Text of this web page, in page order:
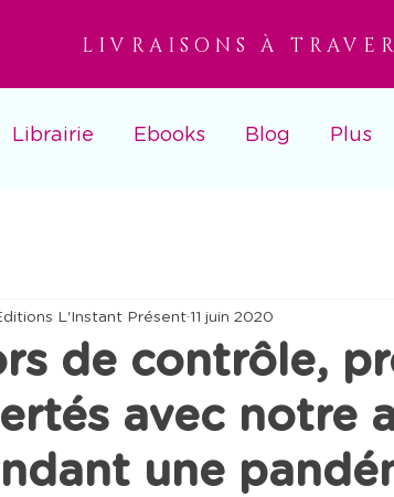
Librairie Ebooks Blog Plus
LIVRAISONS À
de contrôle,
avec notre
une
L'Instant Présent 11 juin 2020